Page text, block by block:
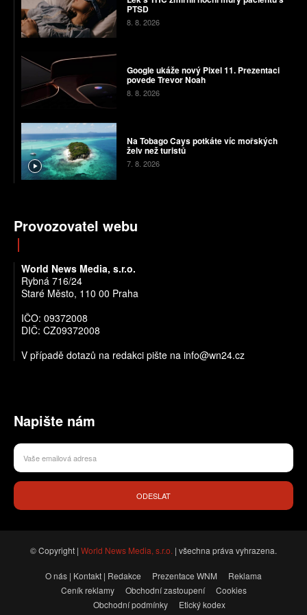
PTSD
8. 8. 2026
Google ukáže nový Pixel 11. Prezentaci
povede Trevor Noah
8. 8. 2026
Na Tobago Cays potkáte víc mořských
želv než turistů
7. 8. 2026
Provozovatel webu
World News Media, s.r.o.
Rybná 716/24
Staré Město, 110 00 Praha
IČO: 09372008
DIČ: CZ09372008
V případě dotazů na redakci pište na info@wn24.cz
Napište nám
ODESLAT
© Copyright | World News Media, s.r.o. | všechna práva vyhrazena.
O nás | Kontakt | Redakce Prezentace WNM
Reklama
Ceník reklamy
Obchodní zastoupení
Cookies
Obchodní podmínky
Etický kodex